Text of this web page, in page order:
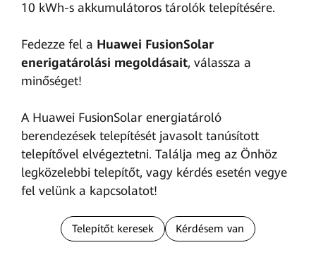
10 kWh-s akkumulátoros tárolók telepítésére.
Fedezze fel a Huawei FusionSolar
enerigatárolási megoldásait, válassza a
minőséget!
A Huawei FusionSolar energiatároló
berendezések telepítését javasolt tanúsított
telepítővel elvégeztetni. Találja meg az Önhöz
legközelebbi telepítőt, vagy kérdés esetén vegye
fel velünk a kapcsolatot!
Telepítőt keresek Kérdésem van